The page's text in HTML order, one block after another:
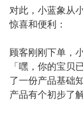
对此，小蓝象从
惊喜和便利：
顾客刚刚下单，
「嘿，你的宝贝
了一份产品基础
产品有个初步了